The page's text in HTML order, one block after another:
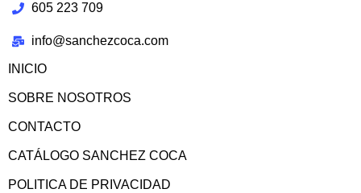
605 223 709
info@sanchezcoca.com
INICIO
SOBRE NOSOTROS
CONTACTO
CATÁLOGO SANCHEZ COCA
POLITICA DE PRIVACIDAD